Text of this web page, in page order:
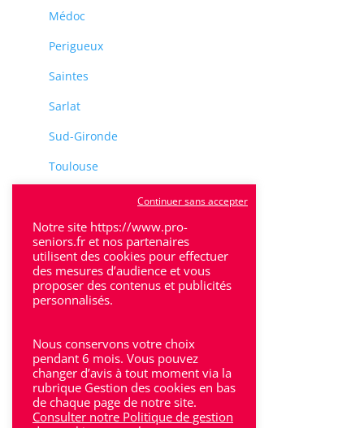
Médoc
Perigueux
Saintes
Sarlat
Sud-Gironde
Toulouse
Villeneuve-Sur-Lot
Bron
Lyon
Lyon 6
Notre site https://www.pro-
seniors.fr et nos partenaires
utilisent des cookies pour effectuer
des mesures d’audience et vous
proposer des contenus et publicités
personnalisés.
Nous conservons votre choix
pendant 6 mois. Vous pouvez
changer d’avis à tout moment via la
rubrique Gestion des cookies en bas
de chaque page de notre site.
Consulter notre Politique de gestion
Continuer sans accepter